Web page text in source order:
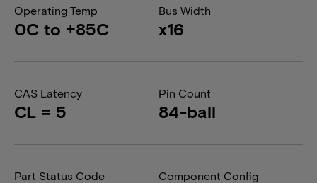
Operating Temp
0C to +85C
Bus Width
x16
CAS Latency
CL = 5
Pin Count
84-ball
Part Status Code Component Config